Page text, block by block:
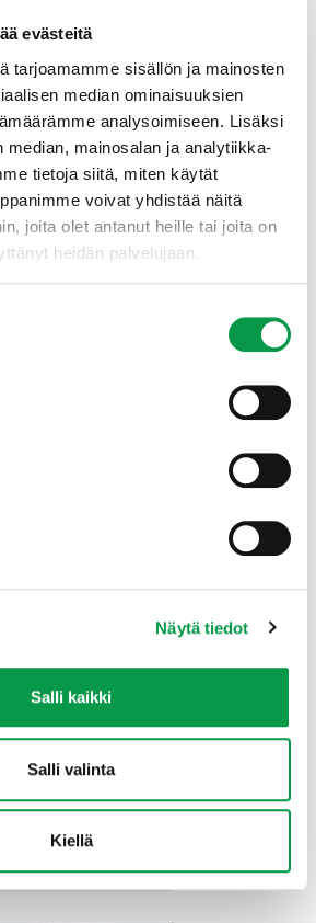
evästeitä
tarjoamamme sisällön ja mainosten
median ominaisuuksien
analysoimiseen. Lisäksi
median, mainosalan ja analytiikka-
tietoja siitä, miten käytät
voivat yhdistää näitä
joita olet antanut heille tai joita on
heidän palvelujaan.
Näytä tiedot
Salli kaikki
Salli valinta
Kiellä
ForestKIT-käyttäjäpäivät
vaihtamaan
kanssa sekä keskustelemaan
aiheista. Käyttäjän
pitänyt Sallan
Antti Lumijärvi kertoi
käyttövuoden ajalta.
järjestelmä kaipaa vielä kehitystä.
on käytössä laajin mahdollinen
TAPIO toimittaa yhteismetsälle
hyvin kasvukoealamittauksien
jatkaa.